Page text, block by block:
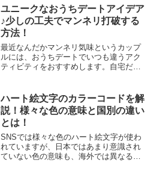
す。この記事ではその原因と解決方法を
解説します。
ユニークなおうちデートアイデア
♪少しの工夫でマンネリ打破する
方法！
最近なんだかマンネリ気味というカップ
ルには、おうちデートでいつも違うアク
ティビティをおすすめします。自宅だか
の記事では、おうちデートアイデアを9つ
ご紹介します。
ハート絵文字のカラーコードを解
説！様々な色の意味と国別の違い
とは！
SNSでは様々な色のハート絵文字が使わ
れていますが、日本ではあまり意識され
ていない色の意味も、海外では異なる意